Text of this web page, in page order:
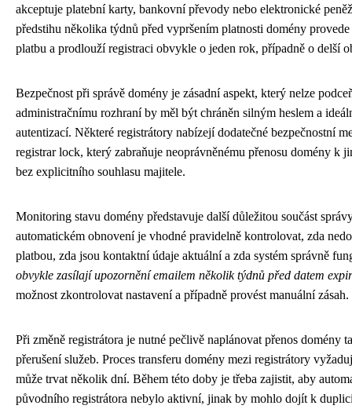
akceptuje platební karty, bankovní převody nebo elektronické
předstihu několika týdnů před vypršením platnosti domény
platbu a prodlouží registraci obvykle o jeden rok, případně o delší
Bezpečnost při správě domény je zásadní aspekt, který nelze
administračnímu rozhraní by měl být chráněn silným heslem a
autentizací. Některé registrátory nabízejí dodatečné bezpečnostní
registrar lock, který zabraňuje neoprávněnému přenosu domény k
bez explicitního souhlasu majitele.
Monitoring stavu domény představuje další důležitou součást
automatickém obnovení je vhodné pravidelně kontrolovat, zda
platbou, zda jsou kontaktní údaje aktuální a zda systém správně
obvykle zasílají upozornění emailem několik týdnů před datem
možnost zkontrolovat nastavení a případně provést manuální zásah.
Při změně registrátora je nutné pečlivě naplánovat přenos domény
přerušení služeb. Proces transferu domény mezi registrátory
může trvat několik dní. Během této doby je třeba zajistit, aby
původního registrátora nebylo aktivní, jinak by mohlo dojít k